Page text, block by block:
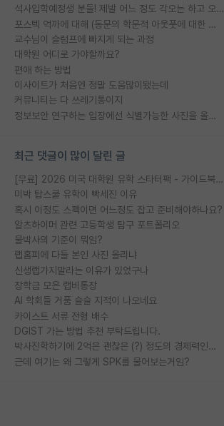
석사입학예정생 분들! 제발 어느 정도 각오는 하고 오세요.
포스텍 억까에 대해 (동문의 학문적 아웃풋에 대한 반박)
교수님이 슬럼프에 빠지게 되는 과정
대학원 어디로 가야할까요?
편애 하는 방법
이사이트가 처음엔 정말 도움많이됐는데
커뮤니티는 다 쓰레기통이지
정보보안 연구하는 입장에선 식별가능한 사진을 올리는건 비추이긴함
최근 댓글이 많이 달린 글
[무료] 2026 미국 대학원 유학 스타터팩 - 가이드북 & 합격자 컨택메일 템플릿
미박 탑스쿨 유학이 빡세진 이유
혹시 이정도 스펙이면 어느정도 잡고 준비해야하나요?
알츠하이머 관련 고등학생 탐구 포트폴리오
물박사의 기준이 뭐임?
랩홈피에 다들 본인 사진 올리냐
신생랩가지말라는 이유가 있었구나
장학금 모은 랩비통장
AI 학회들 거품 슬슬 지적이 나오네요
카이스트 서류 전형 배수
DGIST 가는 방법 추천 부탁드립니다.
박사진학하기에 2억은 괜찮은 (?) 정도의 경제력인가요
근데 여기는 왜 그렇게 SPK를 물어보는거임?